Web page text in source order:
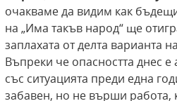
очакваме да видим как
на „Има такъв народ“ ще
заплахата от делта варианта
Въпреки че опасността днес
със ситуацията преди една
забавен, но не върши работа,